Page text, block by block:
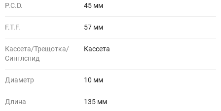
P.C.D. 45 мм
F.T.F. 57 мм
Кассета/Трещотка/
Синглспид
Кассета
Диаметр 10 мм
Длина 135 мм